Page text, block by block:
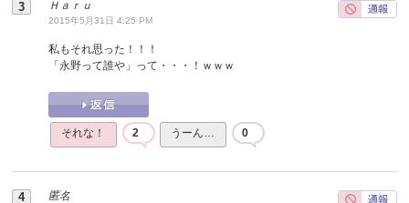
Ｈａｒｕ
2015年5月31日 4:25 PM
私もそれ思った！！！
「永野って誰や」って・・・！ｗｗｗ
それな！ 2 うーん… 0
匿名